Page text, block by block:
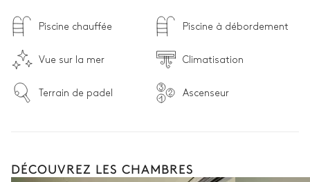
Piscine chauffée Piscine à débordement
Vue sur la mer Climatisation
Terrain de padel Ascenseur
DÉCOUVREZ LES CHAMBRES